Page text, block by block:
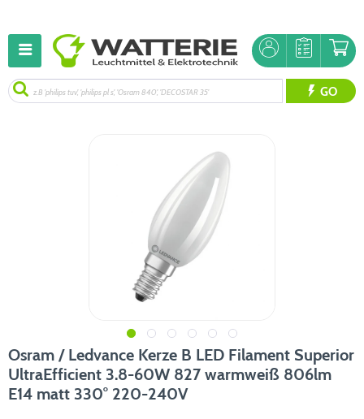
GO
Osram / Ledvance Kerze B LED Filament Superior
UltraEfficient 3.8-60W 827 warmweiß 806lm
E14 matt 330° 220-240V